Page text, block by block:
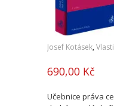
Josef Kotásek,
690,00 Kč
Učebnice práva